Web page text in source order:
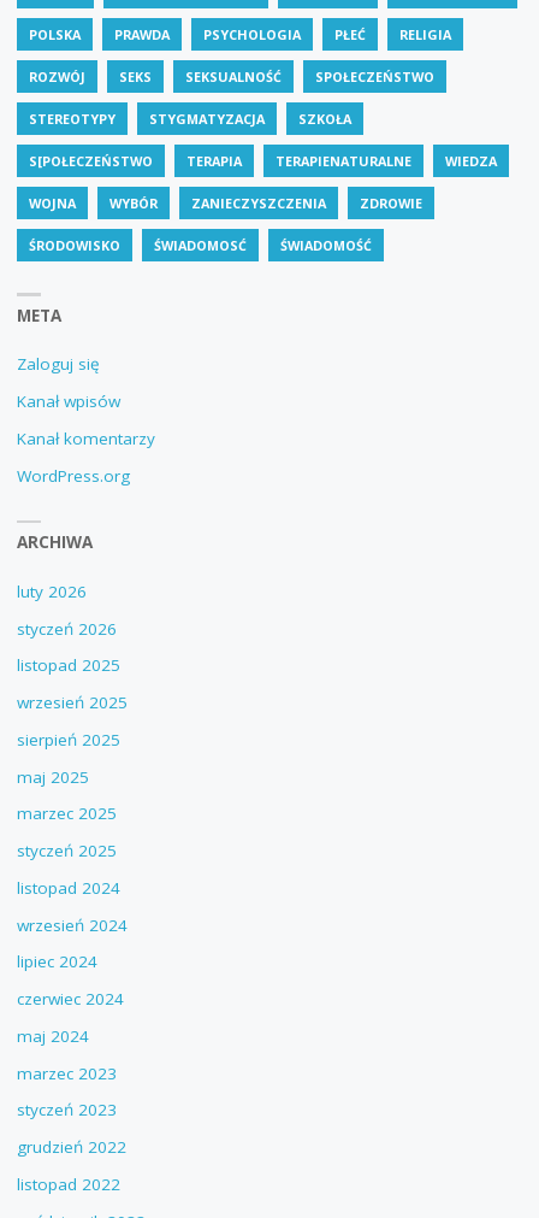
POLSKA PRAWDA PSYCHOLOGIA PŁEĆ RELIGIA
ROZWÓJ SEKS SEKSUALNOŚĆ SPOŁECZEŃSTWO
STEREOTYPY STYGMATYZACJA SZKOŁA
S[POŁECZEŃSTWO TERAPIA TERAPIENATURALNE WIEDZA
WOJNA WYBÓR ZANIECZYSZCZENIA ZDROWIE
ŚRODOWISKO ŚWIADOMOSĆ ŚWIADOMOŚĆ
META
Zaloguj się
Kanał wpisów
Kanał komentarzy
WordPress.org
ARCHIWA
luty 2026
styczeń 2026
listopad 2025
wrzesień 2025
sierpień 2025
maj 2025
marzec 2025
styczeń 2025
listopad 2024
wrzesień 2024
lipiec 2024
czerwiec 2024
maj 2024
marzec 2023
styczeń 2023
grudzień 2022
listopad 2022